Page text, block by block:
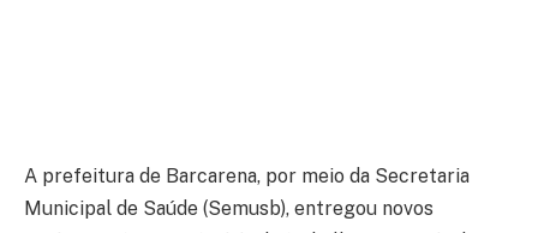
A prefeitura de Barcarena, por meio da Secretaria
Municipal de Saúde (Semusb), entregou novos